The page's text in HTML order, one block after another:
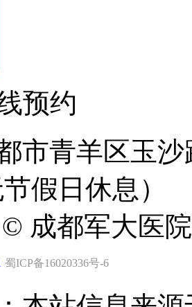
预约
市青羊区玉
假日休息）
© 成都军大医
蜀ICP备16020336号-6